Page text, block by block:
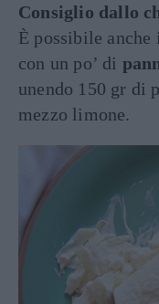
Consiglio dallo
È possibile
con un po’ di
unendo 150 gr di
mezzo limone.